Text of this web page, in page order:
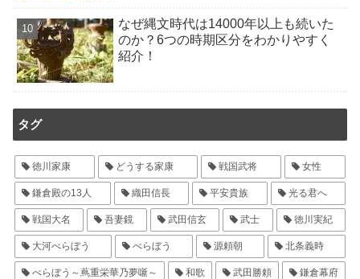
なぜ縄文時代は14000年以上も続いた
のか？6つの時期区分をわかりやすく
紹介！
タグ
徳川家康 どうする家康 戦国武将 女性
鎌倉殿の13人 織田信長 平安貴族 光る君へ
戦国大名 吾妻鏡 武田信玄 武士 徳川実紀
大河べらぼう べらぼう 源頼朝 北条義時
べらぼう～蔦重栄華乃夢噺～ 和歌 武田勝頼 鎌倉幕府